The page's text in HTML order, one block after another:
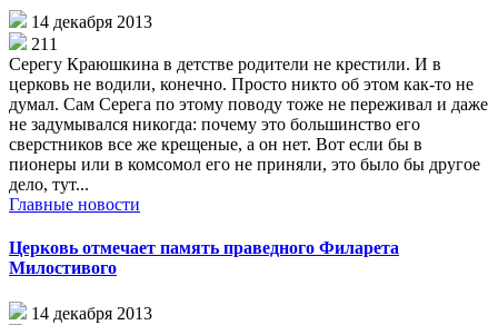
14 декабря 2013
211
Серегу Краюшкина в детстве родители не крестили. И в
церковь не водили, конечно. Просто никто об этом как-то не
думал. Сам Серега по этому поводу тоже не переживал и даже
не задумывался никогда: почему это большинство его
сверстников все же крещеные, а он нет. Вот если бы в
пионеры или в комсомол его не приняли, это было бы другое
дело, тут...
Главные новости
Церковь отмечает память праведного Филарета
Милостивого
14 декабря 2013